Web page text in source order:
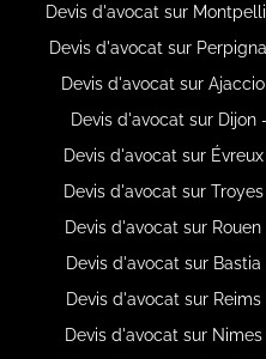
Devis d'avocat sur
Devis d'avocat sur
Devis d'avocat sur
Devis d'avocat sur
Devis d'avocat sur
Devis d'avocat sur
Devis d'avocat sur
Devis d'avocat sur
Devis d'avocat sur
Devis d'avocat sur